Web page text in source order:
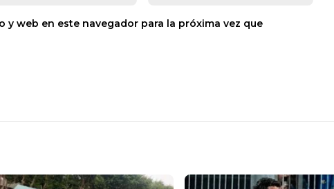
web en este navegador para la próxima vez que